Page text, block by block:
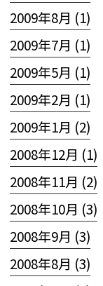
2009年8月 (1)
2009年7月 (1)
2009年5月 (1)
2009年2月 (1)
2009年1月 (2)
2008年12月 (1)
2008年11月 (2)
2008年10月 (3)
2008年9月 (3)
2008年8月 (3)